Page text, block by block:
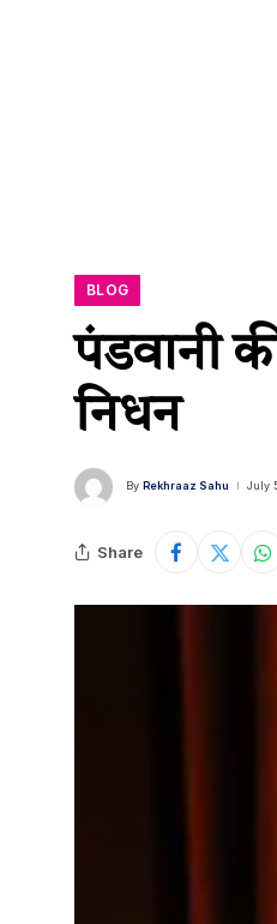
BLOG
पंडवानी
निधन
By Rekhraaz Sahu July
Share